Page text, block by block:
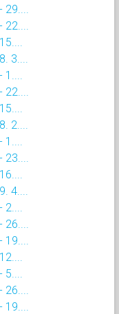
3....
2....
4....